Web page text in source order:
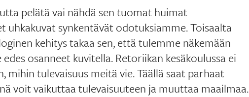
pelätä vai nähdä sen tuomat huimat
uhkakuvat synkentävät odotuksiamme. Toisaalta
kehitys takaa sen, että tulemme näkemään
osanneet kuvitella. Retoriikan kesäkoulussa ei
mihin tulevaisuus meitä vie. Täällä saat parhaat
voit vaikuttaa tulevaisuuteen ja muuttaa maailmaa.